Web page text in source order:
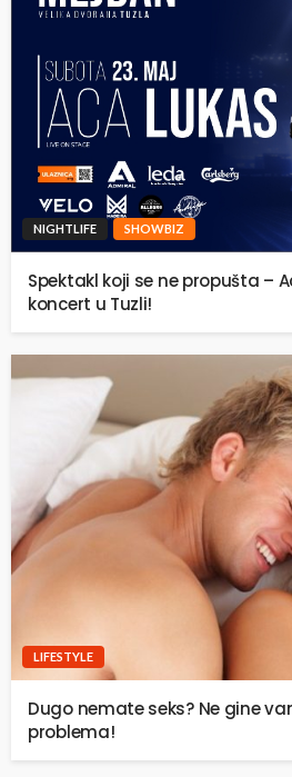
NIGHTLIFE SHOWBIZ
Spektakl koji se ne propušta –
koncert u Tuzli!
LIFESTYLE
Dugo nemate seks? Ne gine
problema!